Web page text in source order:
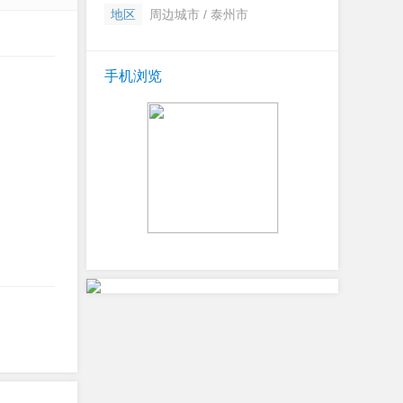
地区 周边城市 / 泰州市
手机浏览